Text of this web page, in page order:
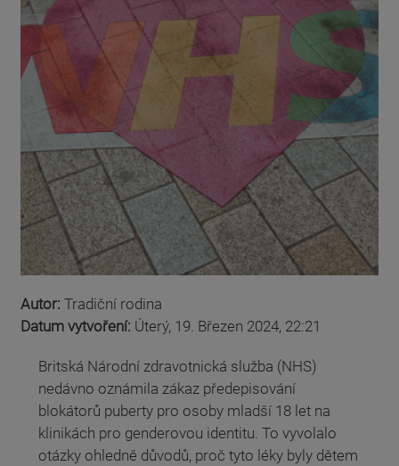
Autor: Tradiční rodina
Datum vytvoření: Úterý, 19. Březen 2024, 22:21
Britská Národní zdravotnická služba (NHS)
nedávno oznámila zákaz předepisování
blokátorů puberty pro osoby mladší 18 let na
klinikách pro genderovou identitu. To vyvolalo
otázky ohledně důvodů, proč tyto léky byly dětem